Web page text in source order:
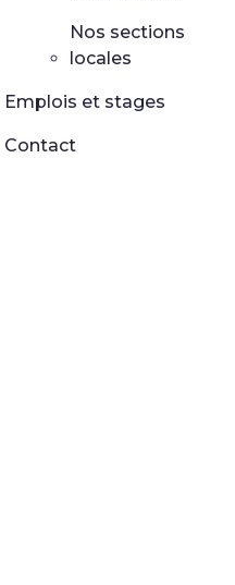
Nos sections
locales
Emplois et stages
Contact